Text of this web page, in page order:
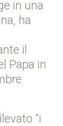
in una
ha
il
Papa in
“i